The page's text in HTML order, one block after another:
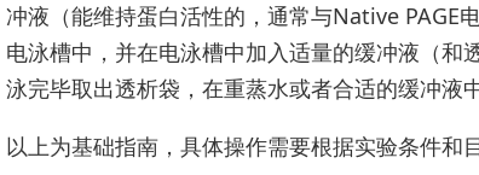
冲液（能维持蛋白活性的，通常与Native PAGE
电泳槽中，并在电泳槽中加入适量的缓冲液（
泳完毕取出透析袋，在重蒸水或者合适的缓冲液
以上为基础指南，具体操作需要根据实验条件和